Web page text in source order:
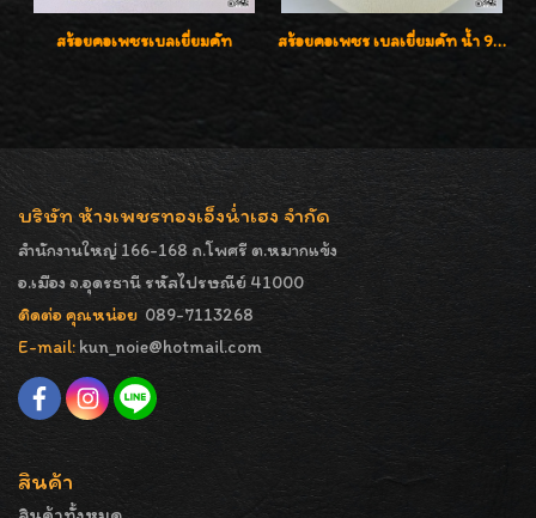
สร้อยคอเพชรเบลเยี่ยมคัท สร้อยคอเพชร เบลเยี่ยมคัท น้ำ 98% F-Color/VVS รูปแบบหวานใส่สวยดูดีน่ารักสุดๆค่ะ
บริษัท ห้างเพชรทองเอ็งน่ำเฮง จำกัด
สำนักงานใหญ่ 166-168 ถ.โพศรี ต.หมากแข้ง
อ.เมือง จ.อุดรธานี รหัสไปรษณีย์ 41000
ติดต่อ คุณหน่อย 089-7113268
E-mail: kun_noie@hotmail.com
สินค้า